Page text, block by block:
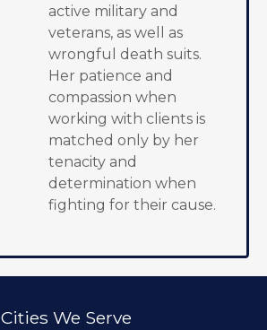
active military and
veterans, as well as
wrongful death suits.
Her patience and
compassion when
working with clients is
matched only by her
tenacity and
determination when
fighting for their cause.
Cities We Serve